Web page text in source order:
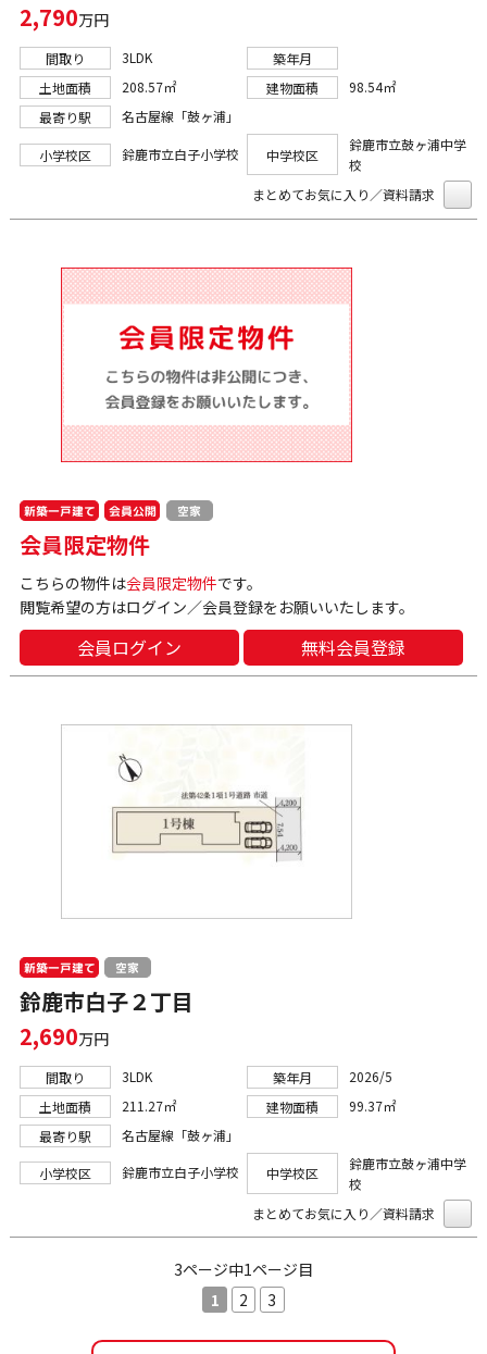
2,790万円
間取り 3LDK
築年月
土地面積
208.57㎡ 建物面積
98.54㎡
最寄り駅
名古屋線「鼓ヶ浦」
小学校区 鈴鹿市立白子小学校 中学校区
鈴鹿市立鼓ヶ浦中学
校
まとめてお気に入り／資料請求
新築一戸建て 会員公開 空家
会員限定物件
こちらの物件は会員限定物件です。
閲覧希望の方はログイン／会員登録をお願いいたします。
会員ログイン 無料会員登録
新築一戸建て 空家
鈴鹿市白子２丁目
2,690万円
間取り 3LDK 築年月
2026/5
土地面積
211.27㎡ 建物面積
99.37㎡
最寄り駅
名古屋線「鼓ヶ浦」
小学校区 鈴鹿市立白子小学校 中学校区
鈴鹿市立鼓ヶ浦中学
校
まとめてお気に入り／資料請求
3ページ中1ページ目
1
2 3